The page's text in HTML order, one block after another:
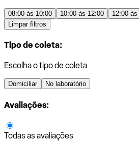
08:00 às 10:00 10:00 às 12:00 12:00
Limpar filtros
Tipo de coleta:
Escolha o tipo de coleta
Domiciliar No laboratório
Avaliações:
Todas as avaliações